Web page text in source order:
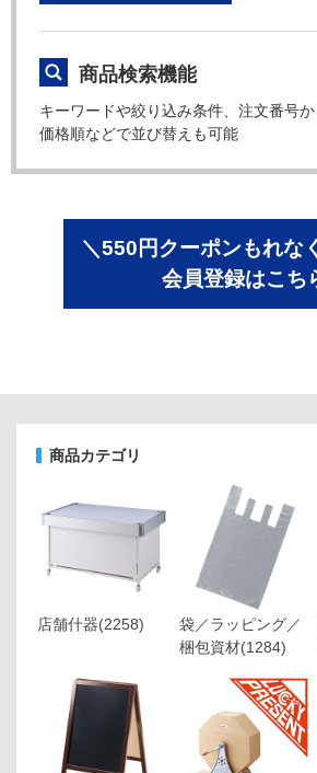
商品検索機能
キーワードや絞り込み条件、注文番号か
価格順などで並び替えも可能
＼550円クーポンもれな
会員登録はこち
商品カテゴリ
店舗什器(2258)
袋／ラッピング／
梱包資材(1284)